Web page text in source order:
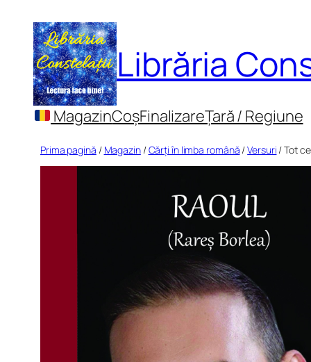
conținut
Librăria
MagazinCoșFinalizareȚară / Regiune
Prima pagină / Magazin/Cărți în limba română /Versuri / Tot